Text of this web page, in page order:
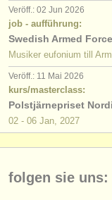
nachrichten in
verlage:
anzeige
find out about
ATS faq
einloggen
Veröff.: 02 Jun 2026
job - aufführung:
Swedish Armed
Musiker eufonium till
Veröff.: 11 Mai 2026
kurs/masterclass:
Polstjärnepriset
02 - 06 Jan, 2027
folgen sie uns: